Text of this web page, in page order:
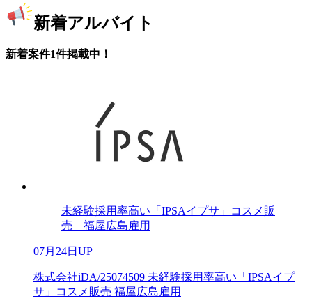
新着アルバイト
新着案件1件掲載中！
未経験採用率高い「IPSAイプサ」コスメ販
売 福屋広島雇用
07月24日UP
株式会社iDA/25074509 未経験採用率高い「IPSAイプ
サ」コスメ販売 福屋広島雇用